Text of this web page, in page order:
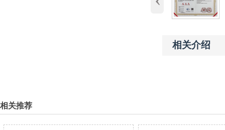
相关介绍
相关推荐